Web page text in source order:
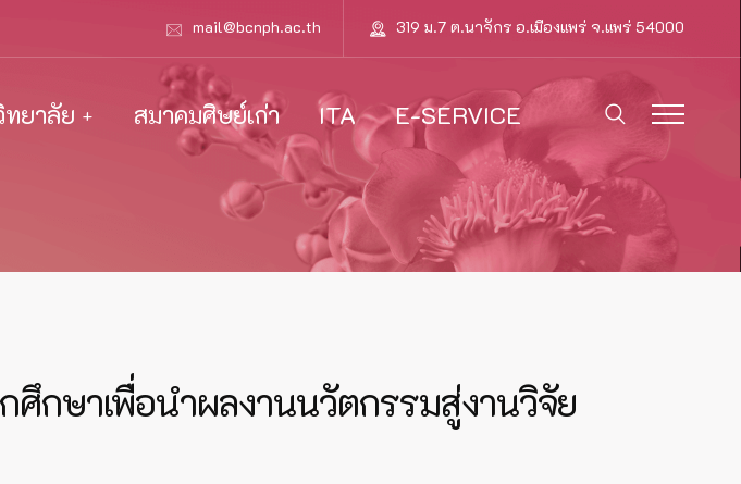
mail@bcnph.ac.th 319 ม.7 ต.นาจักร อ.เมืองแพร่ จ.แพร่ 54000
ทยาลัย สมาคมศิษย์เก่า ITA E-SERVICE
กษาเพื่อนำผลงานนวัตกรรมสู่งานวิจัย